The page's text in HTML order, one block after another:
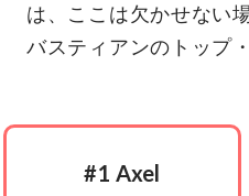
は、ここは欠かせない
バスティアンのトップ
#1 Axel